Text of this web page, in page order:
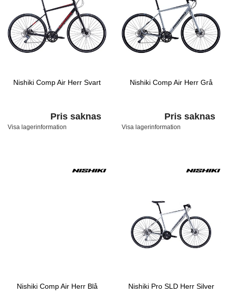
Nishiki Comp Air Herr Svart
Pris saknas
Visa lagerinformation
Nishiki Comp Air Herr Grå
Pris saknas
Visa lagerinformation
Nishiki Comp Air Herr Blå Nishiki Pro SLD Herr Silver